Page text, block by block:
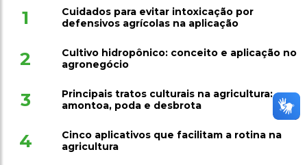
1
Cuidados para evitar intoxicação por
defensivos agrícolas na aplicação
2
Cultivo hidropônico: conceito e aplicação no
agronegócio
3
Principais tratos culturais na agricultura:
amontoa, poda e desbrota
4
Cinco aplicativos que facilitam a rotina na
agricultura